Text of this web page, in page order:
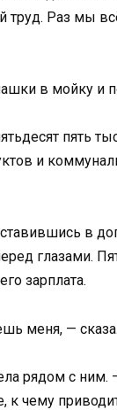
труд. Раз мы
в мойку и
пять
и
в
глазами.
зарплата.
меня, —
рядом с ним.
к чему